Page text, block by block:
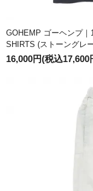
GOHEMP ゴーヘンプ
SHIRTS (ストーングレ
16,000円(税込17,600